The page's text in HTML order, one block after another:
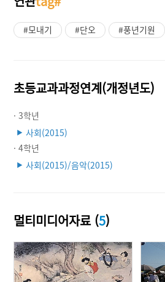
#모내기 #단오 #풍년기원
초등교과과정연계(개정년도)
· 3학년
▶ 사회(2015)
· 4학년
▶ 사회(2015)/음악(2015)
멀티미디어자료 (5)